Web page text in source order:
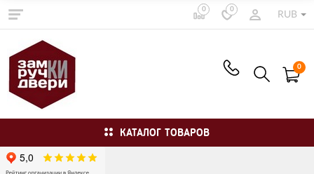
0 0
RUB
0
КАТАЛОГ ТОВАРОВ